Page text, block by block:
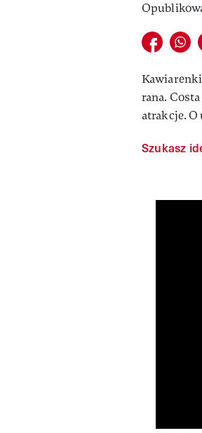
Udostępnij
Kawiarenki
rana.
atrakcje. O
Szukasz